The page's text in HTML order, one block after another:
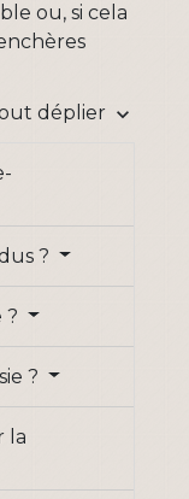
ou, si cela
déplier keyboard_arrow_down
?
?
?
la